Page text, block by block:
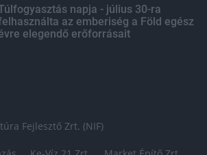
napja - július 30-ra
az emberiség a Föld egész
elegendő erőforrásait
Fejlesztő Zrt. (NIF)